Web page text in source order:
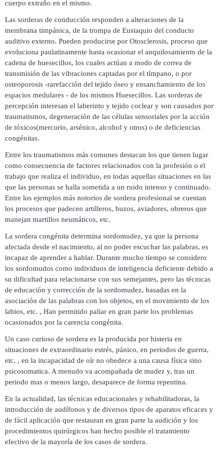
cuerpo extraño en el mismo.
Las sorderas de conducción responden a alteraciones de la
membrana timpánica, de la trompa de Eustaquio del conducto
auditivo externo. Pueden producirse por Otosclerosis, proceso que
evoluciona paulatinamente hasta ocasionar el anquilosamiento de la
cadena de huesecillos, los cuales actúan a modo de correa de
transmisión de las vibraciones captadas por el tímpano, o por
osteoporosis -rarefacción del tejido óseo y ensanchamiento de los
espacios medulares - de los mismos Huesecillos. Las sorderas de
percepción interesan el laberinto y tejido coclear y son causados por
traumatismos, degeneración de las células sensoriales por la acción
de tóxicos(mercurio, arsénico, alcohol y otros) o de deficiencias
congénitas.
Entre los traumatismos más comunes destacan los que tienen lugar
como consecuencia de factores relacionados con la profesión o el
trabajo que realiza el individuo, en todas aquellas situaciones en las
que las personas se halla sometida a un ruido intenso y continuado.
Entre los ejemplos más notorios de sordera profesional se cuentan
los procesos que padecen artilleros, buzos, aviadores, obreros que
manejan martillos neumáticos, etc.
La sordera congénita determina sordomudez, ya que la persona
afectada desde el nacimiento, al no poder escuchar las palabras, es
incapaz de aprender a hablar. Durante mucho tiempo se considero
los sordomudos como individuos de inteligencia deficiente debido a
su dificultad para relacionarse con sus semejantes, pero las técnicas
de educación y corrección de la sordomudez, basadas en la
asociación de las palabras con los objetos, en el movimiento de los
labios, etc. , Han permitido paliar en gran parte los problemas
ocasionados por la carencia congénita.
Un caso curioso de sordera es la producida por histeria en
situaciones de extraordinario estrés, pánico, en periodos de guerra,
etc. , en la incapacidad de oír no obedece a una causa física sino
psicosomatica. A menudo va acompañada de mudez y, tras un
periodo mas o menos largo, desaparece de forma repentina.
En la actualidad, las técnicas educacionales y rehabilitadoras, la
introducción de audífonos y de diversos tipos de aparatos eficaces y
de fácil aplicación que restauran en gran parte la audición y los
procedimientos quirúrgicos han hecho posible el tratamiento
efectivo de la mayoría de los casos de sordera.